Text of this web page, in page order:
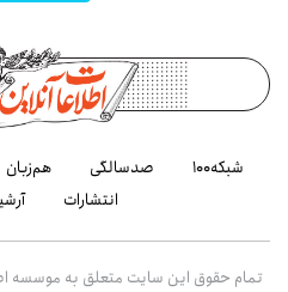
شبکه۱۰۰ صدسالگی هم‌زبان
انتشارات
تمام حقوق این سایت متعلق به موسسه